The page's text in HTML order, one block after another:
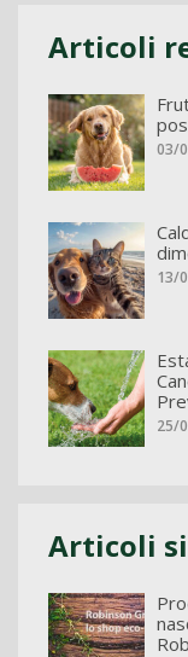
Articoli
03/
13/
25/
Articoli